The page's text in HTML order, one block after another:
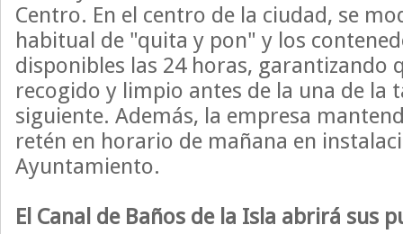
Centro. En el centro de la ciudad, se
habitual de "quita y pon" y los
disponibles las 24 horas, garantizando
recogido y limpio antes de la una de la
siguiente. Además, la empresa
retén en horario de mañana en
Ayuntamiento.
El Canal de Baños de la Isla abrirá sus